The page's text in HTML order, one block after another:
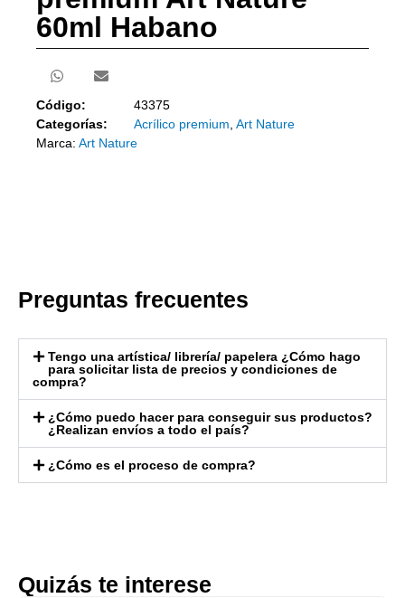
60ml Habano
Código:
43375
Categorías:
Acrílico premium Art Nature
Marca: Art Nature
Preguntas frecuentes
Tengo una artística/ librería/ papelera ¿Cómo hago
para solicitar lista de precios y condiciones de
compra?
¿Cómo puedo hacer para conseguir sus productos?
¿Realizan envíos a todo el país?
¿Cómo es el proceso de compra?
Quizás te interese